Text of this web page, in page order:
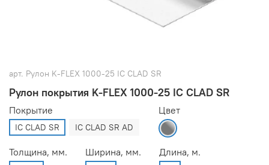
арт. Рулон K-FLEX 1000-25 IC CLAD SR
Рулон покрытия K-FLEX 1000-25 IC CLAD SR
Покрытие
IC CLAD SR IC CLAD SR AD
Цвет
Толщина, мм. Ширина, мм. Длина, м.